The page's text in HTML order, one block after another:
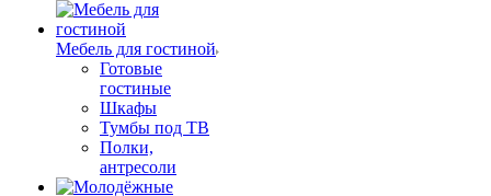
Мебель для гостиной
Готовые
гостиные
Шкафы
Тумбы под ТВ
Полки,
антресоли